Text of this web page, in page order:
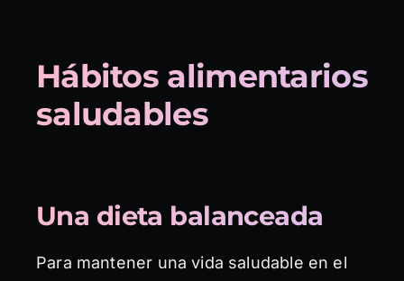
Hábitos alimentarios
saludables
Una dieta balanceada
Para mantener una vida saludable en el